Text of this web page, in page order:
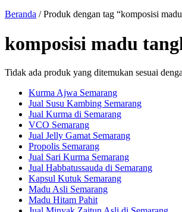
Beranda / Produk dengan tag “komposisi
komposisi madu
Tidak ada produk yang ditemukan sesuai
Kurma Ajwa Semarang
Jual Susu Kambing Semarang
Jual Kurma di Semarang
VCO Semarang
Jual Jelly Gamat Semarang
Propolis Semarang
Jual Sari Kurma Semarang
Jual Habbatussauda di Semarang
Kapsul Kutuk Semarang
Madu Asli Semarang
Madu Hitam Pahit